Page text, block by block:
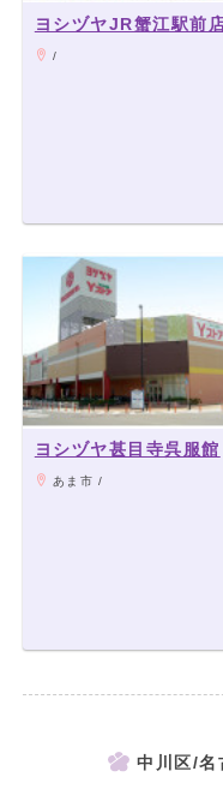
ヨシヅヤJR蟹江駅前
/
ヨシヅヤ甚目寺呉服館
あま市 /
中川区/名